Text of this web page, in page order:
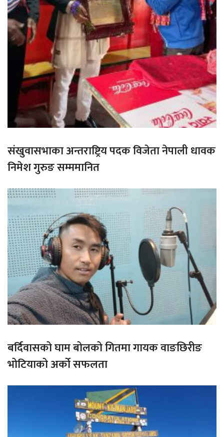
संखुवासभाका अन्तराष्ट्रिय पदक विजेता नेपाली धावक
निमेश गुरुङ सम्ममानित
बर्दिवासको घाम बोलको गितमा गायक वाङछिरीङ
भोटियाको अर्को सफलता